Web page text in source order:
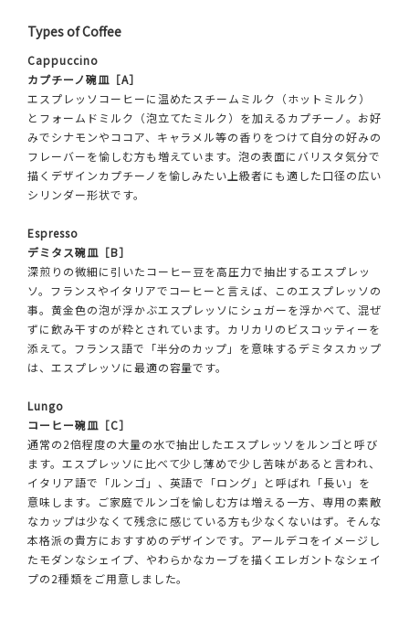
Types of Coffee
Cappuccino
カプチーノ碗皿［A］
エスプレッソコーヒーに温めたスチームミルク（ホットミルク）
とフォームドミルク（泡立てたミルク）を加えるカプチーノ。お好
みでシナモンやココア、キャラメル等の香りをつけて自分の好みの
フレーバーを愉しむ方も増えています。泡の表面にバリスタ気分で
描くデザインカプチーノを愉しみたい上級者にも適した口径の広い
シリンダー形状です。
Espresso
デミタス碗皿［B］
深煎りの微細に引いたコーヒー豆を高圧力で抽出するエスプレッ
ソ。フランスやイタリアでコーヒーと言えば、このエスプレッソの
事。黄金色の泡が浮かぶエスプレッソにシュガーを浮かべて、混ぜ
ずに飲み干すのが粋とされています。カリカリのビスコッティーを
添えて。フランス語で「半分のカップ」を意味するデミタスカップ
は、エスプレッソに最適の容量です。
Lungo
コーヒー碗皿［C］
通常の2倍程度の大量の水で抽出したエスプレッソをルンゴと呼び
ます。エスプレッソに比べて少し薄めで少し苦味があると言われ、
イタリア語で「ルンゴ」、英語で「ロング」と呼ばれ「長い」を
意味します。ご家庭でルンゴを愉しむ方は増える一方、専用の素敵
なカップは少なくて残念に感じている方も少なくないはず。そんな
本格派の貴方におすすめのデザインです。アールデコをイメージし
たモダンなシェイプ、やわらかなカーブを描くエレガントなシェイ
プの2種類をご用意しました。